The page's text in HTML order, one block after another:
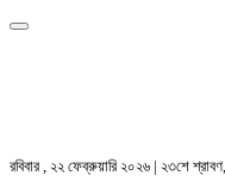
রবিবার , ২২ ফেব্রুয়ারি ২০২৬ | ২৩শে শ্রাবণ,